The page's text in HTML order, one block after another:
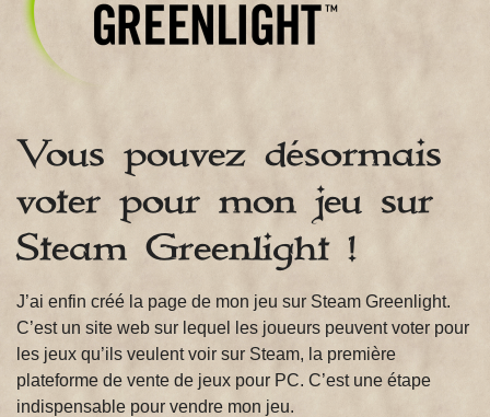
Vous pouvez désormais
voter pour mon jeu sur
Steam Greenlight !
J’ai enfin créé la page de mon jeu sur Steam Greenlight.
C’est un site web sur lequel les joueurs peuvent voter pour
les jeux qu’ils veulent voir sur Steam, la première
plateforme de vente de jeux pour PC. C’est une étape
indispensable pour vendre mon jeu.